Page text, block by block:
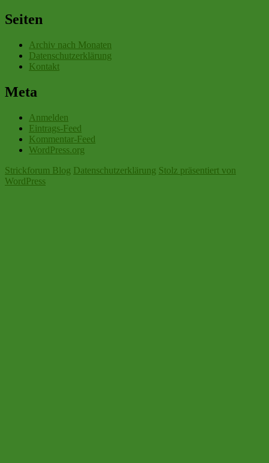
Seiten
Archiv nach Monaten
Datenschutzerklärung
Kontakt
Meta
Anmelden
Eintrags-Feed
Kommentar-Feed
WordPress.org
Strickforum Blog Datenschutzerklärung Stolz präsentiert von
WordPress